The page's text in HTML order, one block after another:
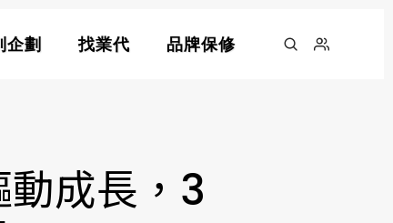
企劃 找業代 品牌保修
成長，3